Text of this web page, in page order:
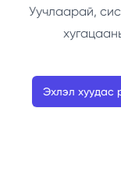
Уучлаарай,
Эхлэл хуудас